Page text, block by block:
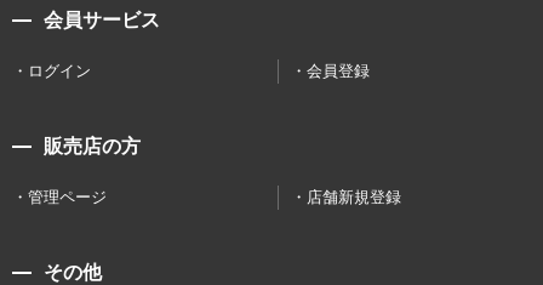
会員サービス
ログイン 会員登録
販売店の方
管理ページ 店舗新規登録
その他